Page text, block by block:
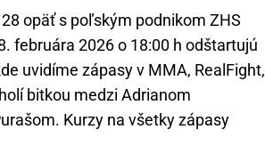
opäť s poľským podnikom ZHS
februára 2026 o 18:00 h odštartujú
uvidíme zápasy v MMA, RealFight,
bitkou medzi Adrianom
Kurzy na všetky zápasy